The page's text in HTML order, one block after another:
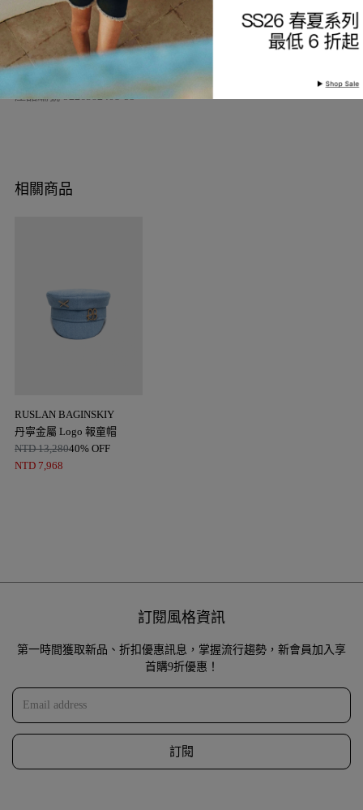
細節與保養
查看分店庫存
產品編號 9226582408-99
相關商品
RUSLAN BAGINSKIY
丹寧金屬 Logo 報童帽
NTD 13,28040% OFF
NTD 7,968
訂閱風格資訊
第一時間獲取新品、折扣優惠訊息，掌握流行趨勢，新會員加入享
首購9折優惠！
訂閱